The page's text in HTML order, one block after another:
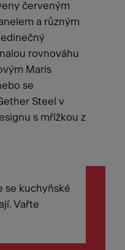
červeným
a různým
rovnováhu
Maris
se
Steel v
s mřížkou z
se kuchyňské
Vařte